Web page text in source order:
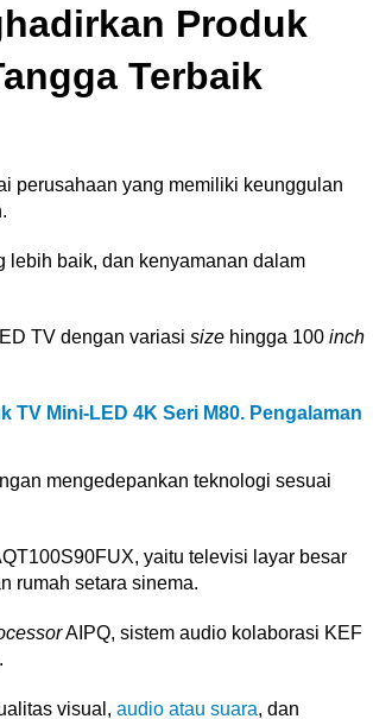
Produk
Terbaik
perusahaan yang memiliki keunggulan
baik, dan kenyamanan dalam
TV dengan variasi sizehingga 100 inch
Mini-LED 4K Seri M80. Pengalaman
mengedepankan teknologi sesuai
yaitu televisi layar besar
rumah setara sinema.
AIPQ, sistem audio kolaborasi KEF
visual, audio atau suara, dan